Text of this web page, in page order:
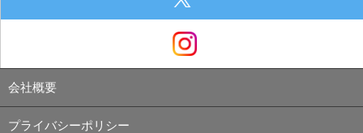
会社概要
プライバシーポリシー